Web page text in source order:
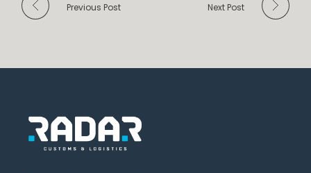
Previous Post Next Post